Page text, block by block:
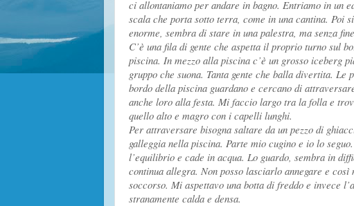
ci allontaniamo per andare in bagno. Entriamo in un
scala che porta sotto terra, come in una cantina. Poi
enorme, sembra di stare in una palestra, ma senza
C’è una fila di gente che aspetta il proprio turno sul
piscina. In mezzo alla piscina c’è un grosso iceberg
gruppo che suona. Tanta gente che balla divertita. Le
bordo della piscina guardano e cercano di
anche loro alla festa. Mi faccio largo tra la folla e
quello alto e magro con i capelli lunghi.
Per attraversare bisogna saltare da un pezzo di
galleggia nella piscina. Parte mio cugino e io lo
l’equilibrio e cade in acqua. Lo guardo, sembra in
continua allegra. Non posso lasciarlo annegare e così
soccorso. Mi aspettavo una botta di freddo e invece
stranamente calda e densa.